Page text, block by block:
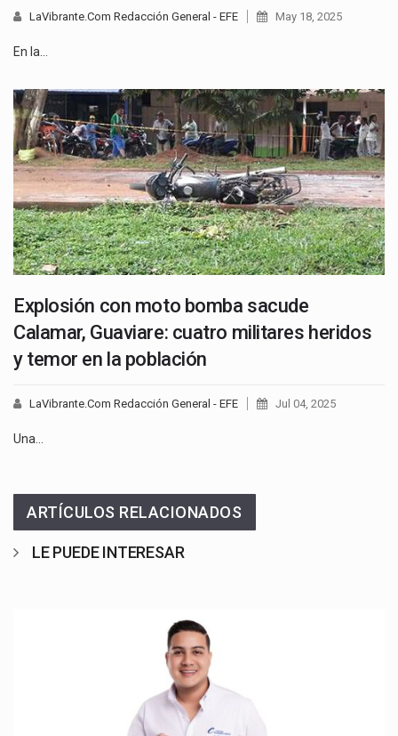
LaVibrante.Com Redacción General - EFE May 18, 2025
En la…
Explosión con moto bomba sacude
Calamar, Guaviare: cuatro militares heridos
y temor en la población
LaVibrante.Com Redacción General - EFE Jul 04, 2025
Una…
ARTÍCULOS RELACIONADOS
LE PUEDE INTERESAR